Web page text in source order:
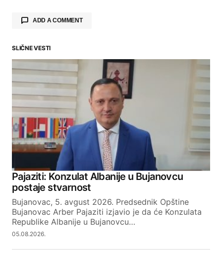
ADD A COMMENT
Your email address will not be published.
Required fields are marked
Comment
Your Name
Your E-mail
SLIČNE VESTI
Pajaziti: Konzulat Albanije u Bujanovcu
postaje stvarnost
Bujanovac, 5. avgust 2026. Predsednik Opštine
Bujanovac Arber Pajaziti izjavio je da će Konzulata
Republike Albanije u Bujanovcu…
05.08.2026.